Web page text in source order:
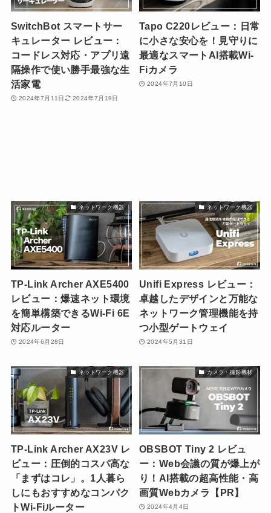
SwitchBot スマートサー
キュレーター レビュー：
コードレス対応・アプリ遠
隔操作で使い勝手最強な生
活家電
2024年7月11日 2024年7月19日
Tapo C220レビュー：日常
に小さな安心を！見守りに
最適なスマートAI搭載Wi-
Fiカメラ
2024年7月10日
ネットワーク機器
TP-Link Archer AXE5400
レビュー：爆速ネット環境
を簡単構築できるWi-Fi 6E
対応ルーター
2024年6月28日
ネットワーク機器
Unifi Express レビュー：
卓越したデザインと万能な
ネットワーク管理機能を持
つ小型ゲートウェイ
2024年5月31日
ネットワーク機器
TP-Link Archer AX23V レ
ビュー：圧倒的コスパ高な
「まずはコレ」。1人暮ら
しにもおすすめなコンパク
トWi-Fiルーター
カメラ・撮影機材
OBSBOT Tiny 2 レビュ
ー：Web会議の質が爆上が
り！AI搭載の超高性能・高
画質Webカメラ【PR】
2024年4月4日